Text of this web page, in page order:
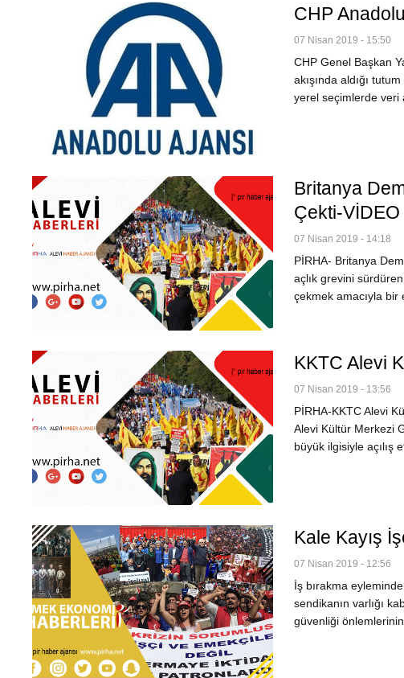
CHP
07 Nisan 2019 - 15:50
CHP Genel Başkan
akışında aldığı
yerel seçimlerde veri
Britanya
Çekti-VİDEO
07 Nisan 2019 - 14:18
PİRHA- Britanya
açlık grevini
çekmek amacıyla bir
KKTC Alevi
07 Nisan 2019 - 13:56
PİRHA-KKTC Alevi
Alevi Kültür Merkezi
büyük ilgisiyle açılış
Kale Kayış
07 Nisan 2019 - 12:56
İş bırakma
sendikanın varlığı
güvenliği önlemlerinin